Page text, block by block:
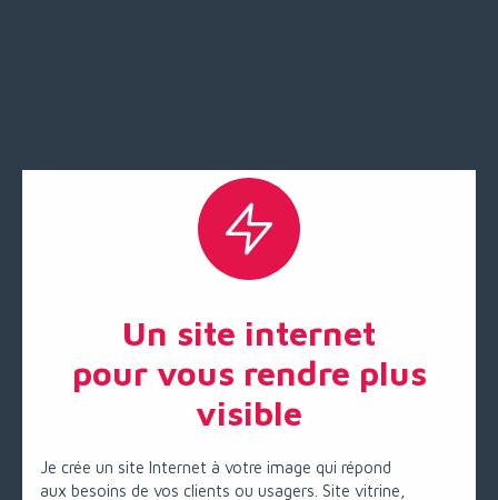
Un site internet
pour vous rendre plus
visible
Je crée un site Internet à votre image qui répond
aux besoins de vos clients ou usagers. Site vitrine,